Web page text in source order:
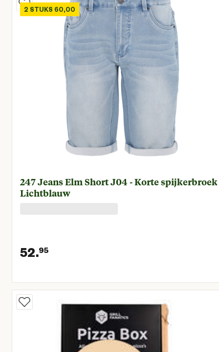
2 STUKS 60,00
247 Jeans Elm Short J04 - Korte spijkerbroek
Lichtblauw
52.95
Huidige prijs € 52,95